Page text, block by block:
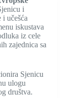
i
učešća
iskustava
iz cele
zajednica sa
Sjenicu
ulogu
društva.